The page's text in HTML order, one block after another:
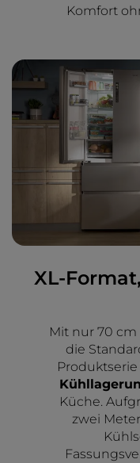
Komfort
XL-
Mit nur 70 cm
die
Küche.
zwei